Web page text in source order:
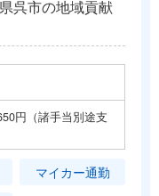
呉市の地域貢献
円（諸手当別途支
マイカー通勤